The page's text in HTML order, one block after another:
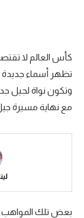
الدوري الإنجليزي
الدوري الإسباني
دوري أبطال أوروبا
القسم الثاني
كرة السلة الأمريكية
كأس العالم لا
تظهر أسماء جديدة
وتكون نواة لجيل
مع نهاية مسيرة
بعض تلك المواهب